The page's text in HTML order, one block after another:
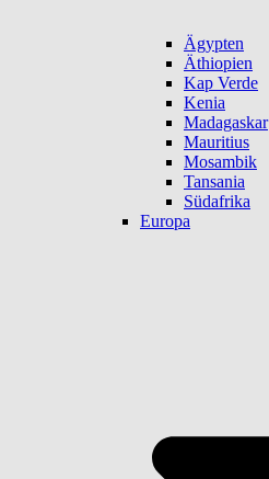
Ägypten
Äthiopien
Kap Verde
Kenia
Madagaskar
Mauritius
Mosambik
Tansania
Südafrika
Europa